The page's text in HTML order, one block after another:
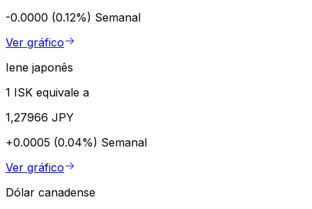
-0.0000 (0.12%) Semanal
Ver gráfico
Iene japonês
1 ISK equivale a
1,27966 JPY
+0.0005 (0.04%) Semanal
Ver gráfico
Dólar canadense